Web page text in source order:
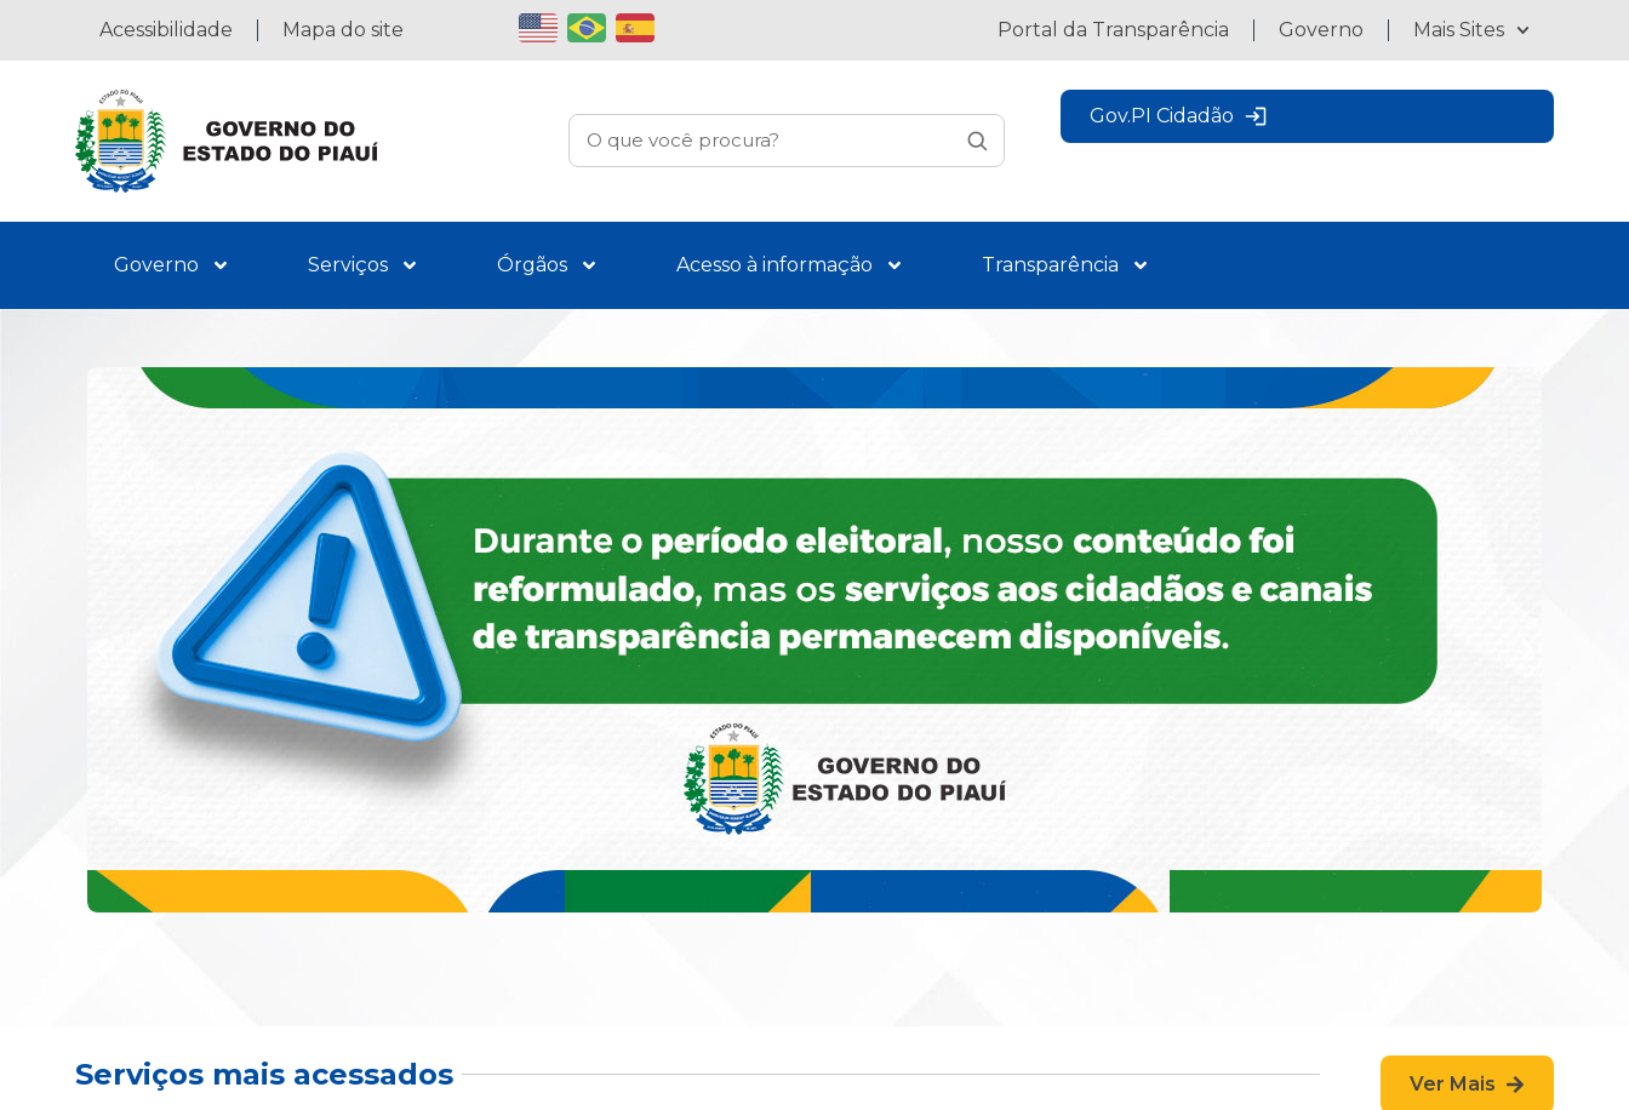
Acessibilidade Mapa do site Portal da Transparência Governo Mais Sites
Gov.PI Cidadão
Governo Serviços Órgãos Acesso à informação Transparência
Serviços mais acessados Ver Mais